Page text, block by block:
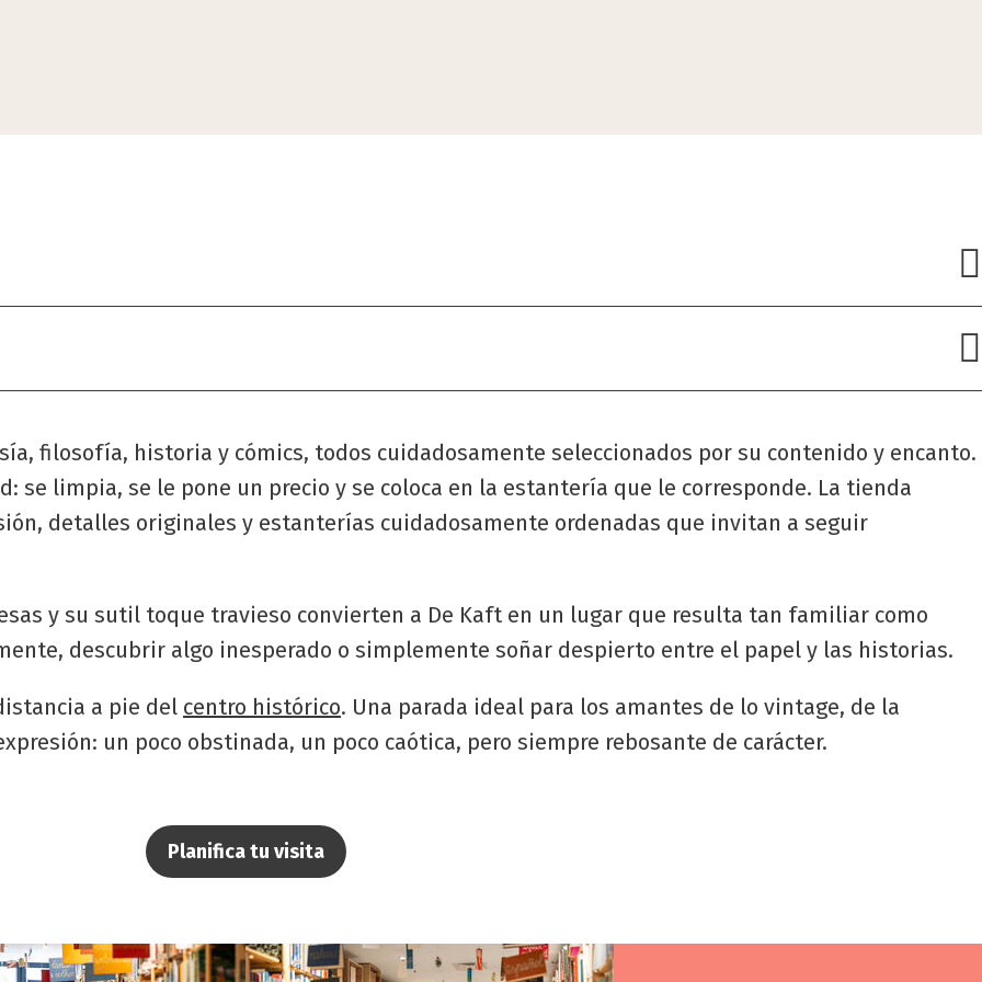
filosofía, historia y cómics, todos cuidadosamente seleccionados por su contenido y encanto.
se limpia, se le pone un precio y se coloca en la estantería que le corresponde. La tienda
detalles originales y estanterías cuidadosamente ordenadas que invitan a seguir
y su sutil toque travieso convierten a De Kaft en un lugar que resulta tan familiar como
descubrir algo inesperado o simplemente soñar despierto entre el papel y las historias.
a pie del centro histórico. Una parada ideal para los amantes de lo vintage, de la
un poco obstinada, un poco caótica, pero siempre rebosante de carácter.
Planifica tu visita